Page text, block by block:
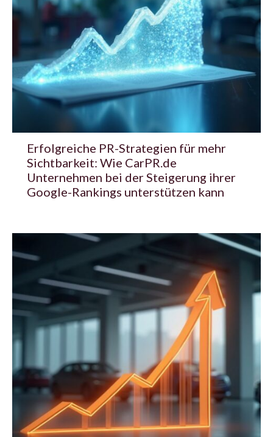
Erfolgreiche PR-Strategien für mehr
Sichtbarkeit: Wie CarPR.de
Unternehmen bei der Steigerung ihrer
Google-Rankings unterstützen kann